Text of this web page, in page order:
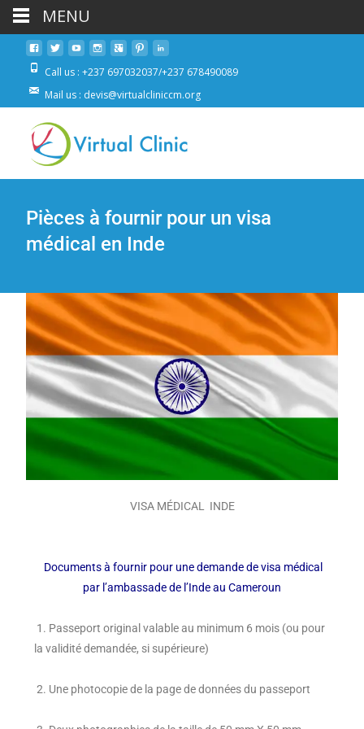
Call us : +237 697032037/+237 678490089
Mail us : devis@virtualcliniccm.org
Pièces à fournir pour un visa
médical en Inde
VISA MÉDICAL INDE
Documents à fournir pour une demande de visa médical
par l’ambassade de l’Inde au Cameroun
1. Passeport original valable au minimum 6 mois (ou pour
la validité demandée, si supérieure)
2. Une photocopie de la page de données du passeport
MENU